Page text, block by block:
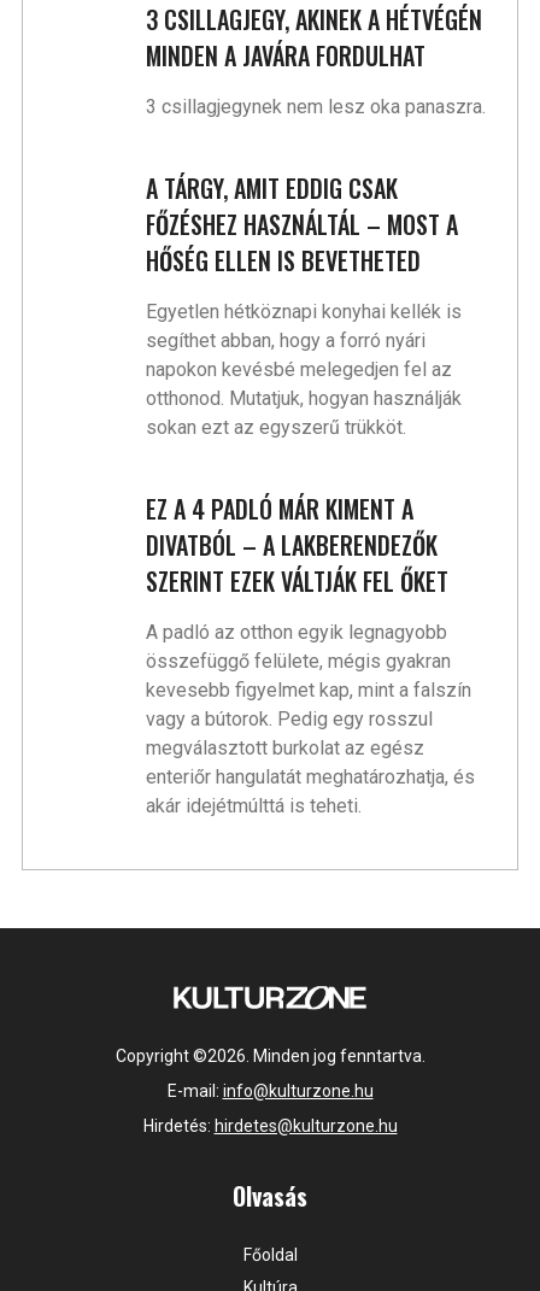
3 CSILLAGJEGY, AKINEK A HÉTVÉGÉN
MINDEN A JAVÁRA FORDULHAT
3 csillagjegynek nem lesz oka panaszra.
A TÁRGY, AMIT EDDIG CSAK
FŐZÉSHEZ HASZNÁLTÁL – MOST A
HŐSÉG ELLEN IS BEVETHETED
Egyetlen hétköznapi konyhai kellék is
segíthet abban, hogy a forró nyári
napokon kevésbé melegedjen fel az
otthonod. Mutatjuk, hogyan használják
sokan ezt az egyszerű trükköt.
EZ A 4 PADLÓ MÁR KIMENT A
DIVATBÓL – A LAKBERENDEZŐK
SZERINT EZEK VÁLTJÁK FEL ŐKET
A padló az otthon egyik legnagyobb
összefüggő felülete, mégis gyakran
kevesebb figyelmet kap, mint a falszín
vagy a bútorok. Pedig egy rosszul
megválasztott burkolat az egész
enteriőr hangulatát meghatározhatja, és
akár idejétmúlttá is teheti.
Copyright ©2026. Minden jog fenntartva.
E-mail: info@kulturzone.hu
Hirdetés: hirdetes@kulturzone.hu
Olvasás
Főoldal
Kultúra